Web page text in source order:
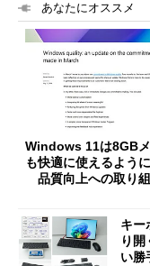
あなたにオススメ
Windows 11は8GB
も快適に使えるよう
品質向上への取り
キー
り
い勝